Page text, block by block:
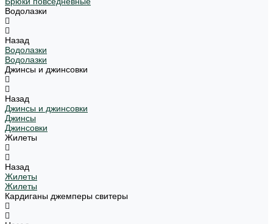
Водолазки
Назад
Водолазки
Водолазки
Джинсы и джинсовки
Назад
Джинсы и джинсовки
Джинсы
Джинсовки
Жилеты
Назад
Жилеты
Жилеты
Кардиганы джемперы свитеры